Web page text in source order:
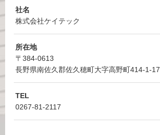
社名
株式会社ケイテック
所在地
〒384-0613
長野県南佐久郡佐久穂町大字高野町414-1-17
TEL
0267-81-2117